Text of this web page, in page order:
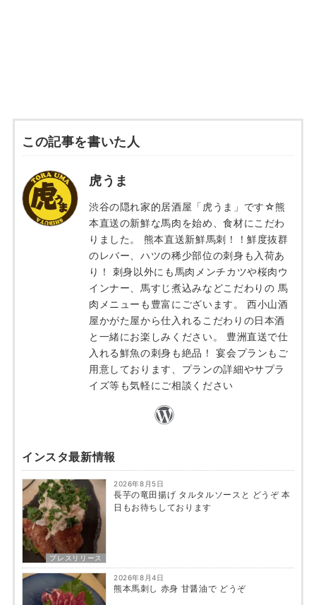
この記事を書いた人
虎うま
渋谷の隠れ家的居酒屋「虎うま」です☆熊
本直送の新鮮な馬肉を始め、食材にこだわ
りました。 熊本直送新鮮馬刺！！鮮度抜群
のレバー、ハツの稀少部位の刺身も入荷あ
り！ 刺身以外にも馬肉メンチカツや桜肉ウ
インナー、馬すじ煮込みなどこだわりの 馬
肉メニューも豊富にございます。 西小山酒
屋かがた屋から仕入れるこだわりの日本酒
と一緒にお楽しみください。 豊洲直送で仕
入れる鮮魚の刺身も絶品！ 宴会プランもご
用意しております、プランの詳細やサプラ
イズ等も気軽にご相談ください
インスタ最新情報
プレスリリース
2026年8月5日
長芋の竜田揚げ タルタルソースと どうぞ 本
日もお待ちしております
2026年8月4日
熊本馬刺し 赤身 甘醤油で どうぞ